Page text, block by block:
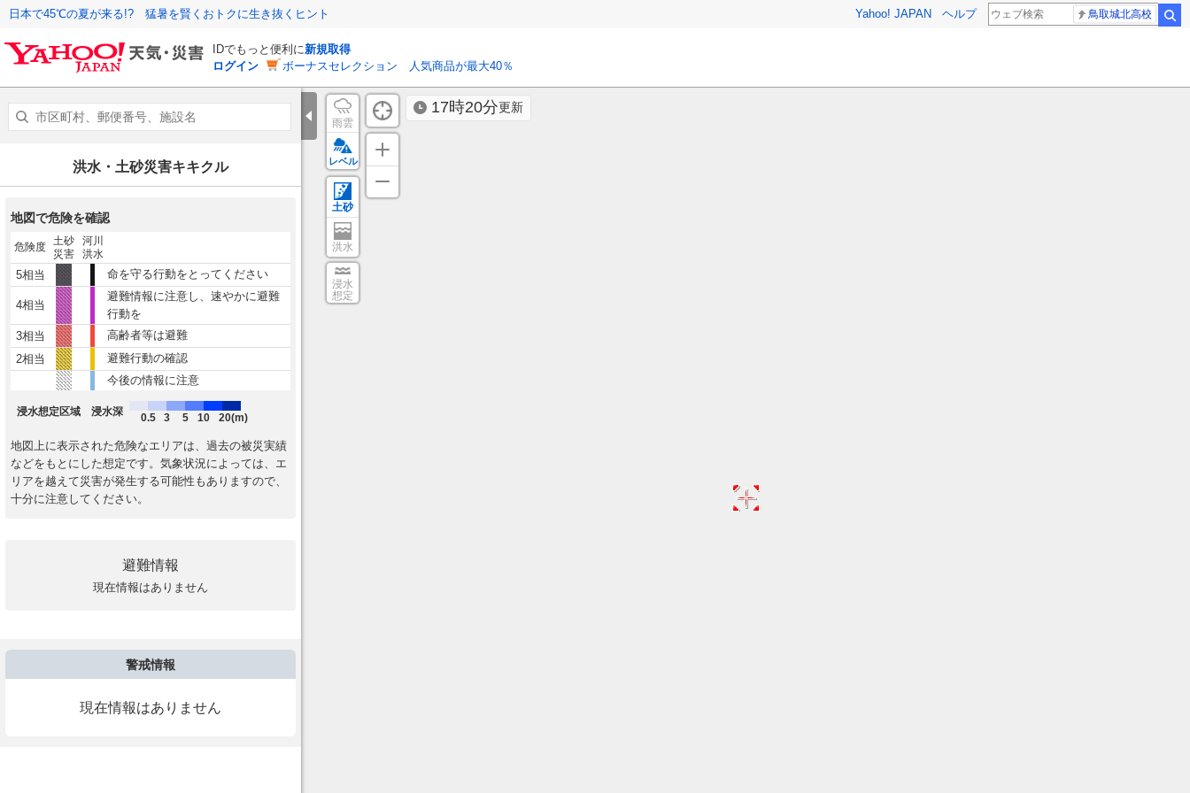
日本で45℃の夏が来る!? 猛暑を賢くおトクに生き抜くヒント Yahoo! JAPAN ヘルプ 鳥取城北高校
IDでもっと便利に新規取得
ログイン
ボーナスセレクション 人気商品が最大40％
17時20分更新
雨雲
レベル
土砂
洪水
浸水
想定
洪水・土砂災害キキクル
地図で危険を確認
危険度 土砂
災害
河川
洪水
5相当 命を守る行動をとってください
4相当
避難情報に注意し、速やかに避難
行動を
3相当
高齢者等は避難
2相当
避難行動の確認
今後の情報に注意
浸水想定区域 浸水深
0.5 3 5 10 20(m)
地図上に表示された危険なエリアは、過去の被災実績
などをもとにした想定です。気象状況によっては、エ
リアを越えて災害が発生する可能性もありますので、
十分に注意してください。
避難情報
現在情報はありません
警戒情報
現在情報はありません